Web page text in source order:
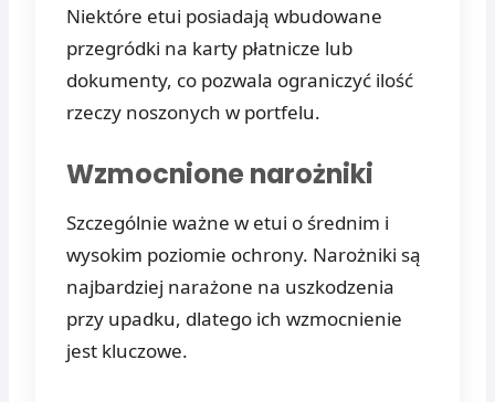
Niektóre etui posiadają wbudowane
przegródki na karty płatnicze lub
dokumenty, co pozwala ograniczyć ilość
rzeczy noszonych w portfelu.
Wzmocnione narożniki
Szczególnie ważne w etui o średnim i
wysokim poziomie ochrony. Narożniki są
najbardziej narażone na uszkodzenia
przy upadku, dlatego ich wzmocnienie
jest kluczowe.